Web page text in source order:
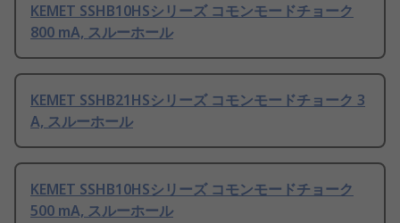
KEMET SSHB10HSシリーズ コモンモードチョーク
800 mA, スルーホール
KEMET SSHB21HSシリーズ コモンモードチョーク 3
A, スルーホール
KEMET SSHB10HSシリーズ コモンモードチョーク
500 mA, スルーホール